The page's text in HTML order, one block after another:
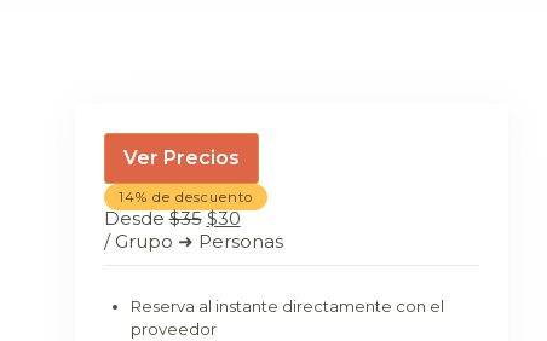
Ver Precios
14% de descuento
Desde $35 $30
/ Grupo ➜ Personas
Reserva al instante directamente con el
proveedor